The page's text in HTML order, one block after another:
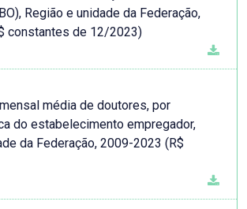
Região e unidade da Federação,
constantes de 12/2023)
média de doutores, por
do estabelecimento empregador,
da Federação, 2009-2023 (R$